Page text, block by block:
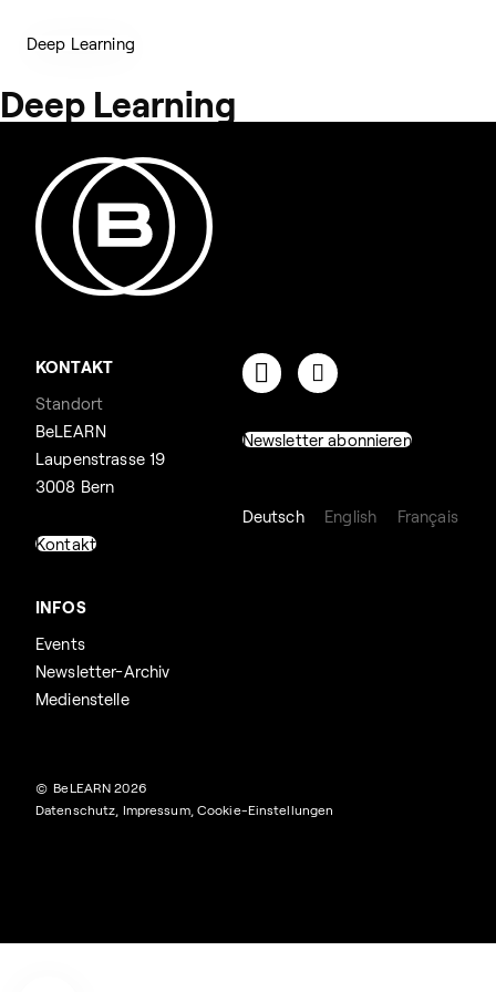
Deep Learning
Deep Learning
KONTAKT
Standort
BeLEARN
Laupenstrasse 19
3008 Bern
Kontakt
INFOS
Events
Newsletter-Archiv
Medienstelle
Newsletter abonnieren
Deutsch English Français
© BeLEARN 2026
Datenschutz Impressum, Cookie-Einstellungen